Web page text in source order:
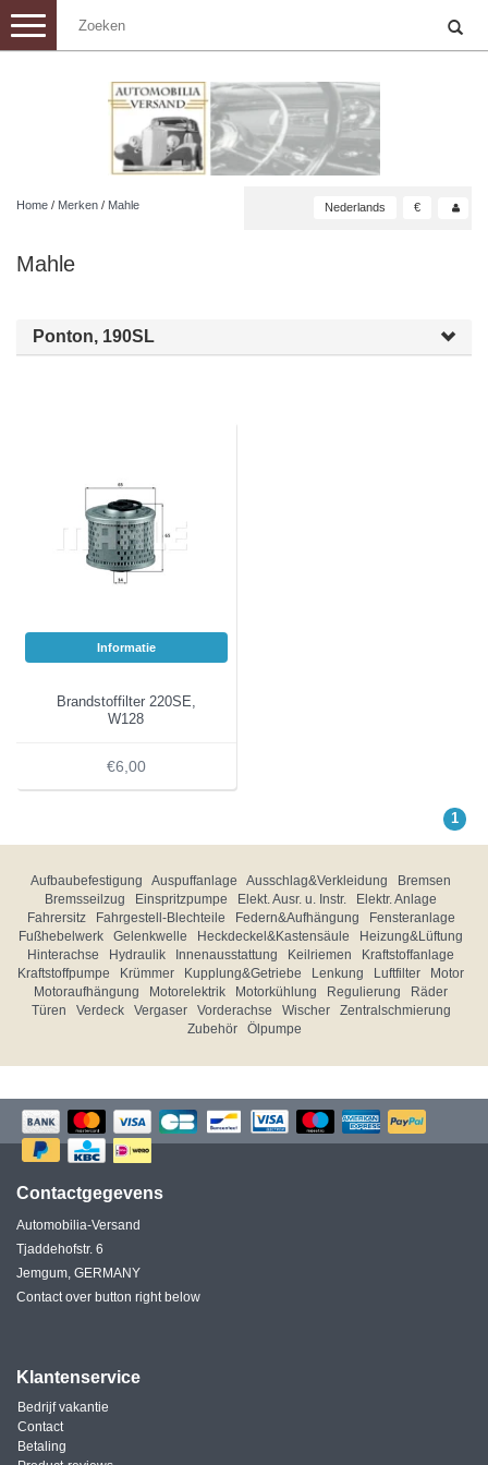
Toggle
navigation
Home / Merken / Mahle Nederlands €
Mahle
Ponton, 190SL
Informatie
Brandstoffilter 220SE,
W128
€6,00
1
Aufbaubefestigung Auspuffanlage Ausschlag&Verkleidung
Bremsen
Bremsseilzug
Einspritzpumpe Elekt. Ausr. u. Instr.
Elektr. Anlage
Fahrersitz
Fahrgestell-Blechteile Federn&Aufhängung
Fensteranlage
Fußhebelwerk
Gelenkwelle Heckdeckel&Kastensäule
Heizung&Lüftung
Hinterachse
Hydraulik Innenausstattung Keilriemen
Kraftstoffanlage
Kraftstoffpumpe
Krümmer Kupplung&Getriebe Lenkung Luftfilter
Motor
Motoraufhängung
Motorelektrik Motorkühlung Regulierung
Räder
Türen
Verdeck Vergaser Vorderachse Wischer
Zentralschmierung
Zubehör
Ölpumpe
Contactgegevens
Automobilia-Versand
Tjaddehofstr. 6
Jemgum, GERMANY
Contact over button right below
Klantenservice
Bedrijf vakantie
Contact
Betaling